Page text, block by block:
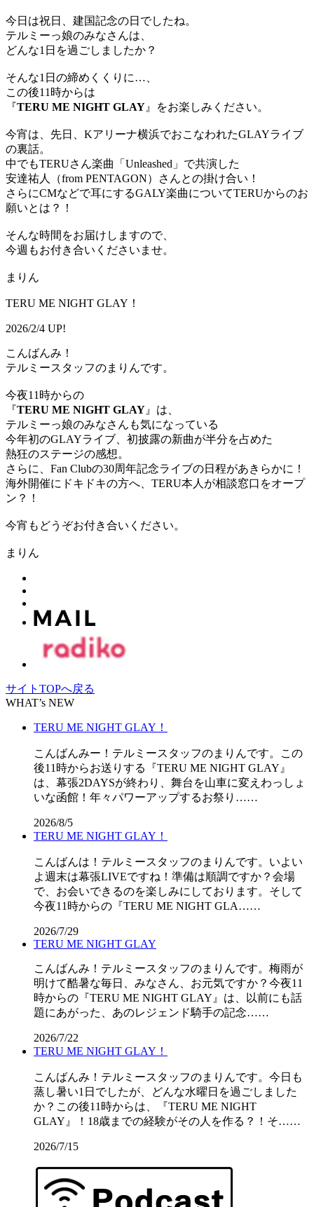
今日は祝日、建国記念の日でしたね。
テルミーっ娘のみなさんは、
どんな1日を過ごしましたか？
そんな1日の締めくくりに…、
この後11時からは
『TERU ME NIGHT GLAY 』をお楽しみください。
今宵は、先日、Kアリーナ横浜でおこなわれたGLAYライブ
の裏話。
中でもTERUさん楽曲「Unleashed」で共演した
安達祐人（from PENTAGON）さんとの掛け合い！
さらにCMなどで耳にするGALY楽曲についてTERUからのお
願いとは？！
そんな時間をお届けしますので、
今週もお付き合いくださいませ。
まりん
TERU ME NIGHT GLAY！
2026/2/4 UP!
こんばんみ！
テルミースタッフのまりんです。
今夜11時からの
『TERU ME NIGHT GLAY 』は、
テルミーっ娘のみなさんも気になっている
今年初のGLAYライブ、初披露の新曲が半分を占めた
熱狂のステージの感想。
さらに、Fan Clubの30周年記念ライブの日程があきらかに！
海外開催にドキドキの方へ、TERU本人が相談窓口をオープ
ン？！
今宵もどうぞお付き合いください。
まりん
サイトTOPへ戻る
WHAT’s NEW
TERU ME NIGHT GLAY！
こんばんみー！テルミースタッフのまりんです。この
後11時からお送りする『TERU ME NIGHT GLAY』
は、幕張2DAYSが終わり、舞台を山車に変えわっしょ
いな函館！年々パワーアップするお祭り……
2026/8/5
TERU ME NIGHT GLAY！
こんばんは！テルミースタッフのまりんです。いよい
よ週末は幕張LIVEですね！準備は順調ですか？会場
で、お会いできるのを楽しみにしております。そして
今夜11時からの『TERU ME NIGHT GLA……
2026/7/29
TERU ME NIGHT GLAY
こんばんみ！テルミースタッフのまりんです。梅雨が
明けて酷暑な毎日、みなさん、お元気ですか？今夜11
時からの『TERU ME NIGHT GLAY』は、以前にも話
題にあがった、あのレジェンド騎手の記念……
2026/7/22
TERU ME NIGHT GLAY！
こんばんみ！テルミースタッフのまりんです。今日も
蒸し暑い1日でしたが、どんな水曜日を過ごしました
か？この後11時からは、『TERU ME NIGHT
GLAY』！18歳までの経験がその人を作る？！そ……
2026/7/15